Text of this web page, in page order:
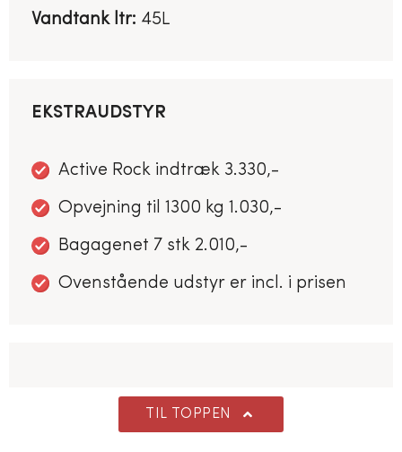
Vandtank ltr: 45L
EKSTRAUDSTYR
Active Rock indtræk 3.330,-
Opvejning til 1300 kg 1.030,-
Bagagenet 7 stk 2.010,-
Ovenstående udstyr er incl. i prisen
TIL TOPPEN